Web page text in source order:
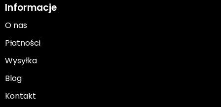
Informacje
O nas
Płatności
Wysyłka
Blog
Kontakt